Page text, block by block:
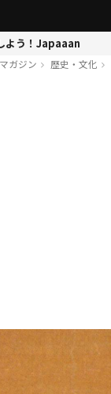
よう！Japaaan
ガジン 歴史・文化